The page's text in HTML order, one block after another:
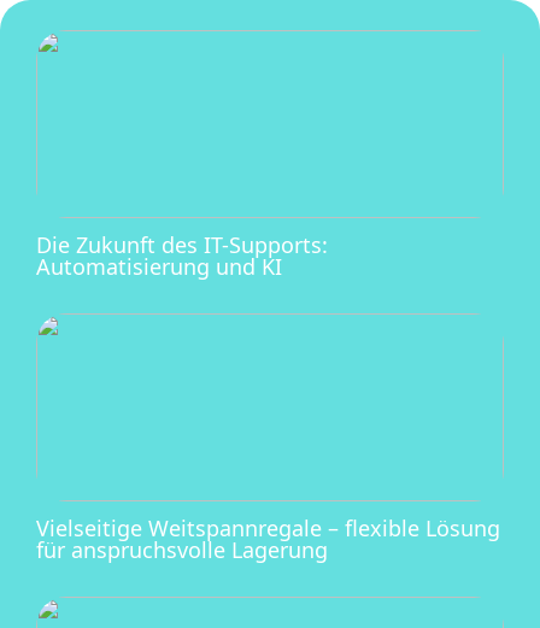
Die Zukunft des IT-Supports:
Automatisierung und KI
Vielseitige Weitspannregale – flexible Lösung
für anspruchsvolle Lagerung